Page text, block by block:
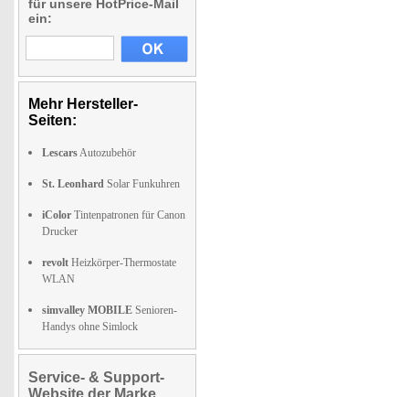
für unsere HotPrice-Mail
ein:
Mehr Hersteller-
Seiten:
LescarsAutozubehör
St. Leonhard Solar Funkuhren
iColor Tintenpatronen für Canon
Drucker
revolt Heizkörper-Thermostate
WLAN
simvalley MOBILE Senioren-
Handys ohne Simlock
Service- & Support-
Website der Marke